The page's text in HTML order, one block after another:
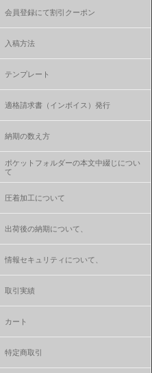
会員登録にて割引クーポン
入稿方法
テンプレート
適格請求書（インボイス）発行
納期の数え方
ポケットフォルダーの本文中綴じについ
て
圧着加工について
出荷後の納期について、
情報セキュリティについて、
取引実績
カート
特定商取引